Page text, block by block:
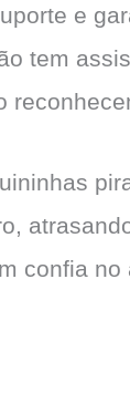
e
tem
confia